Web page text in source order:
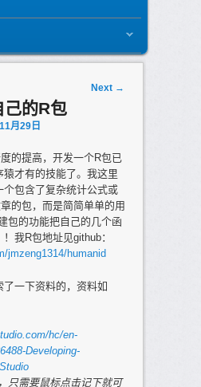
Next →
己的R包
月29日
的提高，开发一个R包已
才有的技能了。我这里
个包含了复杂统计公式或
的包，而是简简单单的用
包的功能把自己的几个函
我R包地址见github：
jmzeng1314/humanid
一下资料的，资料如
hc/en-
Developing-
只需要鼠标点击记下就可